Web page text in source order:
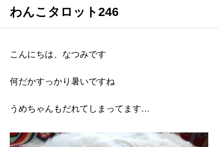
わんこタロット246
こんにちは、なつみです
何だかすっかり暑いですね
うめちゃんもだれてしまってます…